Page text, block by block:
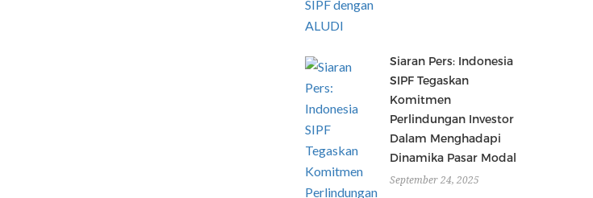
Siaran Pers: Indonesia
SIPF Tegaskan
Komitmen
Perlindungan Investor
Dalam Menghadapi
Dinamika Pasar Modal
September 24, 2025